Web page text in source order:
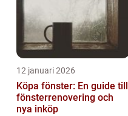
12 januari 2026
Köpa fönster: En guide till
fönsterrenovering och
nya inköp